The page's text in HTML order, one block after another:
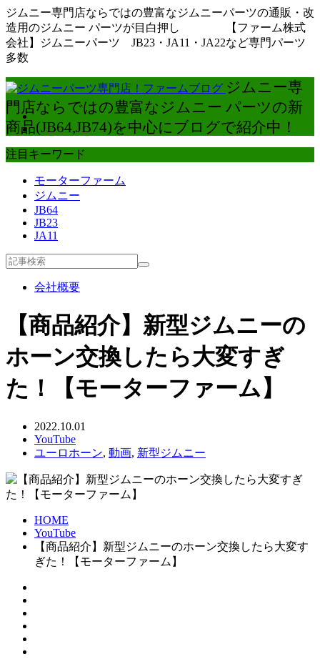
ジムニー専門店ならではの豊富なジムニーパーツの通販・改
造用のジムニー パーツが目白押し 【ファーム株式
会社】ジムニーパーツ JB23・JA11・JA22など専門パーツ
多数
ジムニー専
門店ならではの豊富なジムニー パーツの新
商品(JB64,JB74)を中心にブログで紹介中！
注目キーワード
モーターファーム
ジムニー
JB64
JB23
JA11
会社概要
【商品紹介】新型ジムニーの
ホーン交換したら大変すぎ
た！【モーターファーム】
2022.10.01
YouTube
ユーロホーン, 動画, 新型ジムニー
HOME
YouTube
【商品紹介】新型ジムニーのホーン交換したら大変す
ぎた！【モーターファーム】